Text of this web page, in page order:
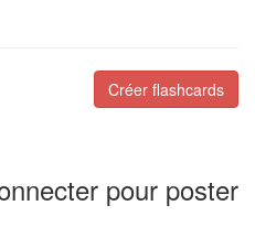
Créer flashcards
pour poster